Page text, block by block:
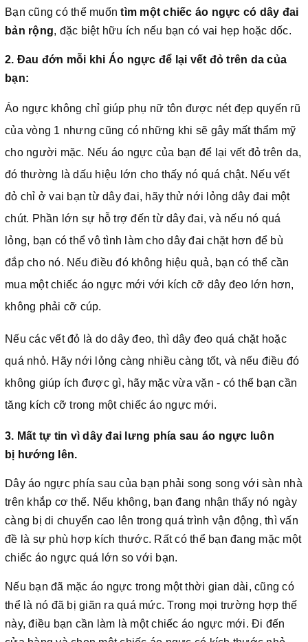
Bạn cũng có thể muốn tìm một chiếc áo ngực có dây đai
bản rộng, đặc biệt hữu ích nếu bạn có vai hẹp hoặc dốc.
2. Đau đớn mỗi khi Áo ngực để lại vết đỏ trên da của
bạn:
Áo ngực không chỉ giúp phụ nữ tôn được nét đẹp quyến rũ
của vòng 1 nhưng cũng có những khi sẽ gây mất thẩm mỹ
cho người mặc. Nếu áo ngực của bạn để lại vết đỏ trên da,
đó thường là dấu hiệu lớn cho thấy nó quá chật. Nếu vết
đỏ chỉ ở vai bạn từ dây đai, hãy thử nới lỏng dây đai một
chút. Phần lớn sự hỗ trợ đến từ dây đai, và nếu nó quá
lỏng, bạn có thể vô tình làm cho dây đai chặt hơn để bù
đắp cho nó. Nếu điều đó không hiệu quả, bạn có thể cần
mua một chiếc áo ngực mới với kích cỡ dây đeo lớn hơn,
không phải cỡ cúp.
Nếu các vết đỏ là do dây đeo, thì dây đeo quá chặt hoặc
quá nhỏ. Hãy nới lỏng càng nhiều càng tốt, và nếu điều đó
không giúp ích được gì, hãy mặc vừa vặn - có thể bạn cần
tăng kích cỡ trong một chiếc áo ngực mới.
3. Mất tự tin vì dây đai lưng phía sau áo ngực luôn
bị hướng lên.
Dây áo ngực phía sau của bạn phải song song với sàn nhà
trên khắp cơ thể. Nếu không, bạn đang nhận thấy nó ngày
càng bị di chuyển cao lên trong quá trình vận động, thì vấn
đề là sự phù hợp kích thước. Rất có thể bạn đang mặc một
chiếc áo ngực quá lớn so với bạn.
Nếu bạn đã mặc áo ngực trong một thời gian dài, cũng có
thể là nó đã bị giãn ra quá mức. Trong mọi trường hợp thế
này, điều bạn cần làm là một chiếc áo ngực mới. Đi đến